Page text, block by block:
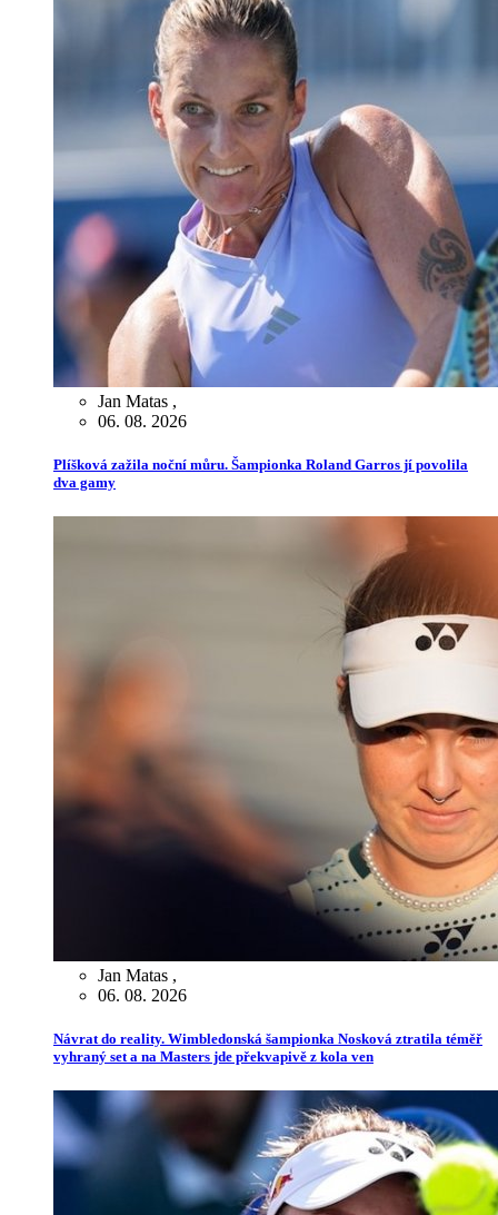
Jan Matas ,
06. 08. 2026
Plíšková zažila noční můru. Šampionka Roland Garros jí povolila
dva gamy
Jan Matas ,
06. 08. 2026
Návrat do reality. Wimbledonská šampionka Nosková ztratila téměř
vyhraný set a na Masters jde překvapivě z kola ven